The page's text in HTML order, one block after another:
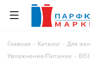
Главная - Каталог - Для
Увлажнение/Питание -